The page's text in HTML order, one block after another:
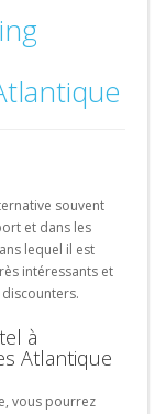
souvent
et dans les
lequel il est
intéressants et
à
Atlantique
vous pourrez